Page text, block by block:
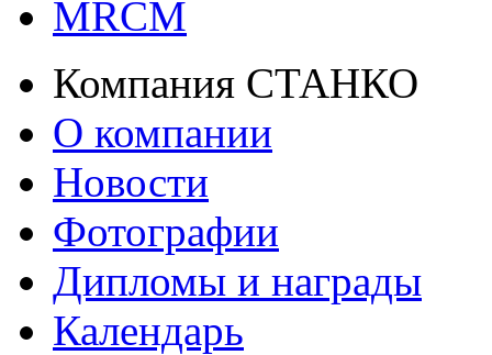
Компания СТАНКО
О компании
Новости
Фотографии
Дипломы и награды
Календарь